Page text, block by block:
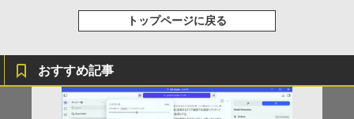
トップページに戻る
おすすめ記事